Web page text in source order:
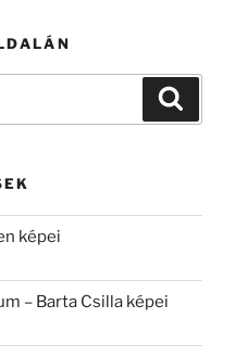
képei
– Barta Csilla képei